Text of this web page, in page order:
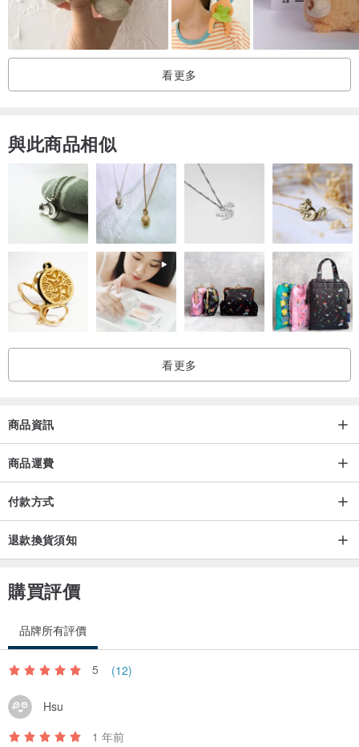
看更多
與此商品相似
看更多
商品資訊
商品運費
付款方式
退款換貨須知
購買評價
品牌所有評價
5 (12)
Hsu
1 年前